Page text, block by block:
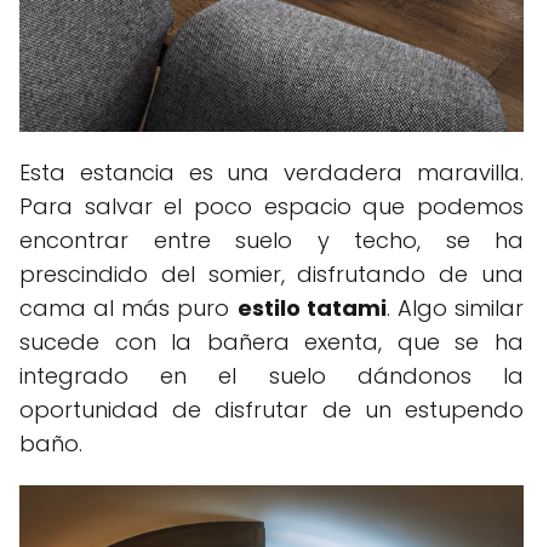
Esta estancia es una verdadera maravilla.
Para salvar el poco espacio que podemos
encontrar entre suelo y techo, se ha
prescindido del somier, disfrutando de una
cama al más puro estilo tatami. Algo similar
sucede con la bañera exenta, que se ha
integrado en el suelo dándonos la
oportunidad de disfrutar de un estupendo
baño.